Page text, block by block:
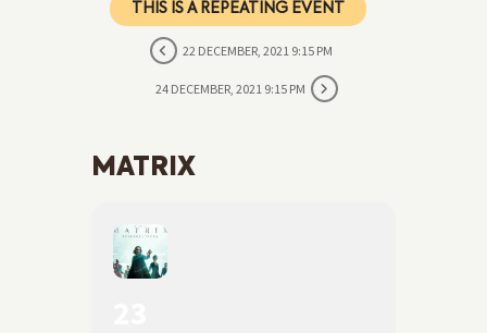
THIS IS A REPEATING EVENT
22 DECEMBER, 2021 9:15 PM
24 DECEMBER, 2021 9:15 PM
MATRIX